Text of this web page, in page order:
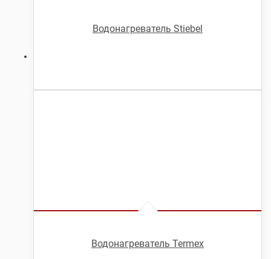
Водонагреватель Stiebel
Водонагреватель Termex